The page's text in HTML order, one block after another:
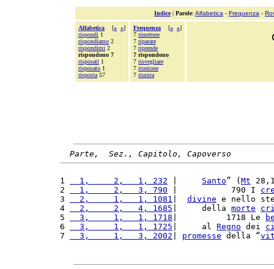
Indice| Parole: Alfabetica - Frequenza -
Alfabetica [« »]
rispondi 1
rispondiamo 2
rispondimi 2
rispondono 7
risposati 1
risposato 1
risposta 57
Frequenza [« »]
7 rimettere
7 riparare
7 riprende
7 rispondono
7 risvegliare
7 riunione
7 riunita
Parte,  Sez., Capitolo, Capoverso
1
  1,     2,   1, 232
Santo” ( Mt
2
  1,     2,   3, 790
|           790 I
3
  2,     1,   1, 1081
divine e nello
4
  2,     2,   4, 1685
|     della morte
5
  3,     1,   1, 1718
|          1718 Le
6
  3,     1,   1, 1725
|     al Regno dei
7
  3,     1,   3, 2002
promesse della “